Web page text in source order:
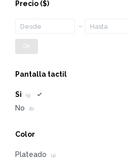
Precio ($)
OK
Pantalla tactil
Si (5)
No (8)
Color
Plateado (4)